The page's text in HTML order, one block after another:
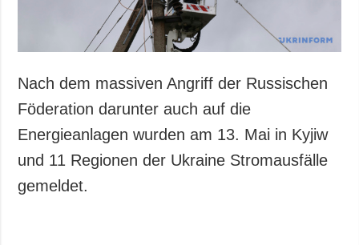
Nach dem massiven Angriff der Russischen
Föderation darunter auch auf die
Energieanlagen wurden am 13. Mai in Kyjiw
und 11 Regionen der Ukraine Stromausfälle
gemeldet.